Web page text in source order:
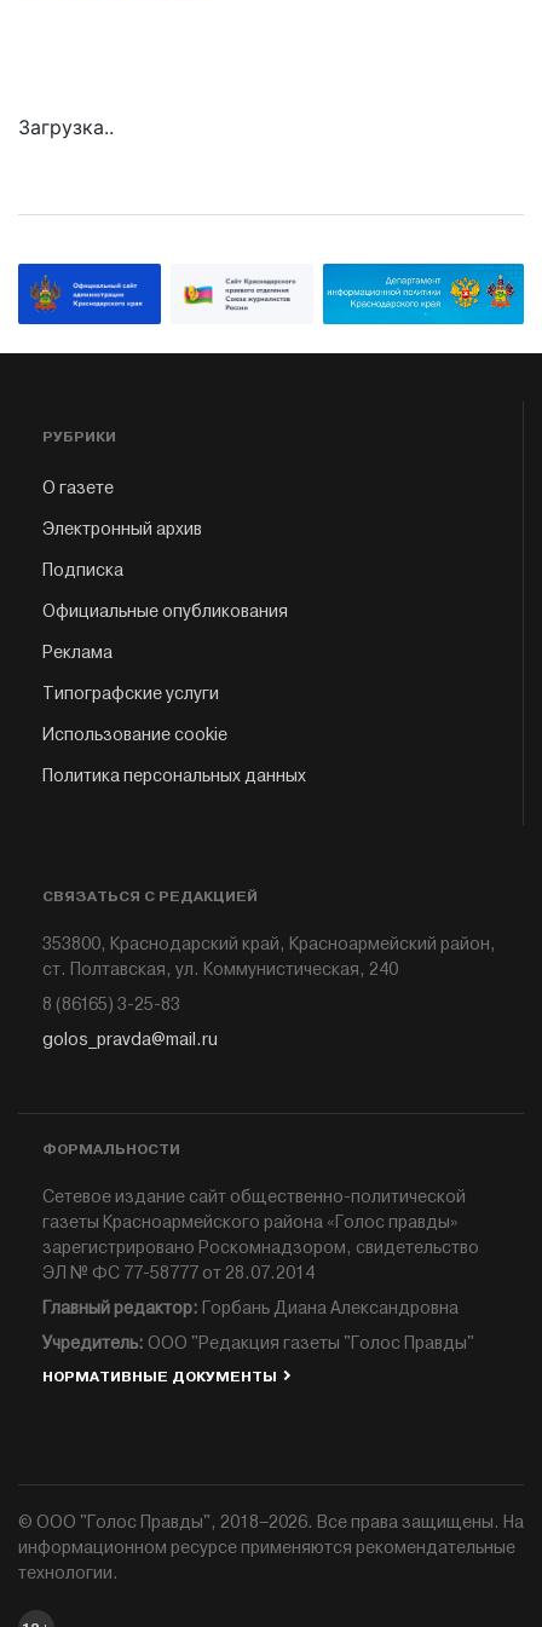
Загрузка..
РУБРИКИ
О газете
Электронный архив
Подписка
Официальные опубликования
Реклама
Типографские услуги
Использование cookie
Политика персональных данных
СВЯЗАТЬСЯ С РЕДАКЦИЕЙ
353800, Краснодарский край, Красноармейский район,
ст. Полтавская, ул. Коммунистическая, 240
8 (86165) 3-25-83
golos_pravda@mail.ru
ФОРМАЛЬНОСТИ
Сетевое издание сайт общественно-политической
газеты Красноармейского района «Голос правды»
зарегистрировано Роскомнадзором, свидетельство
ЭЛ № ФС 77-58777 от 28.07.2014
Главный редактор: Горбань Диана Александровна
Учредитель: ООО "Редакция газеты "Голос Правды"
НОРМАТИВНЫЕ ДОКУМЕНТЫ
© ООО "Голос Правды", 2018–2026. Все права защищены. На
информационном ресурсе применяются рекомендательные
технологии.